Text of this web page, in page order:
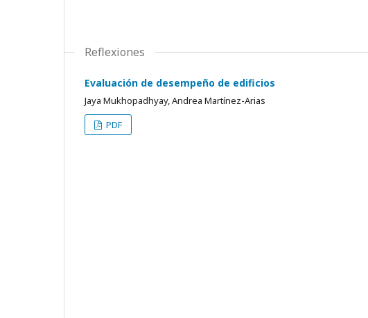
Reflexiones
Evaluación de desempeño de edificios
Jaya Mukhopadhyay, Andrea Martínez-Arias
PDF